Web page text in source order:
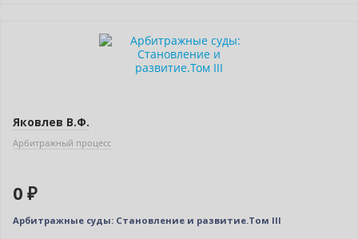
Яковлев В.Ф.
Арбитражный процесс
0 ₽
Арбитражные суды: Становление и развитие.Том III